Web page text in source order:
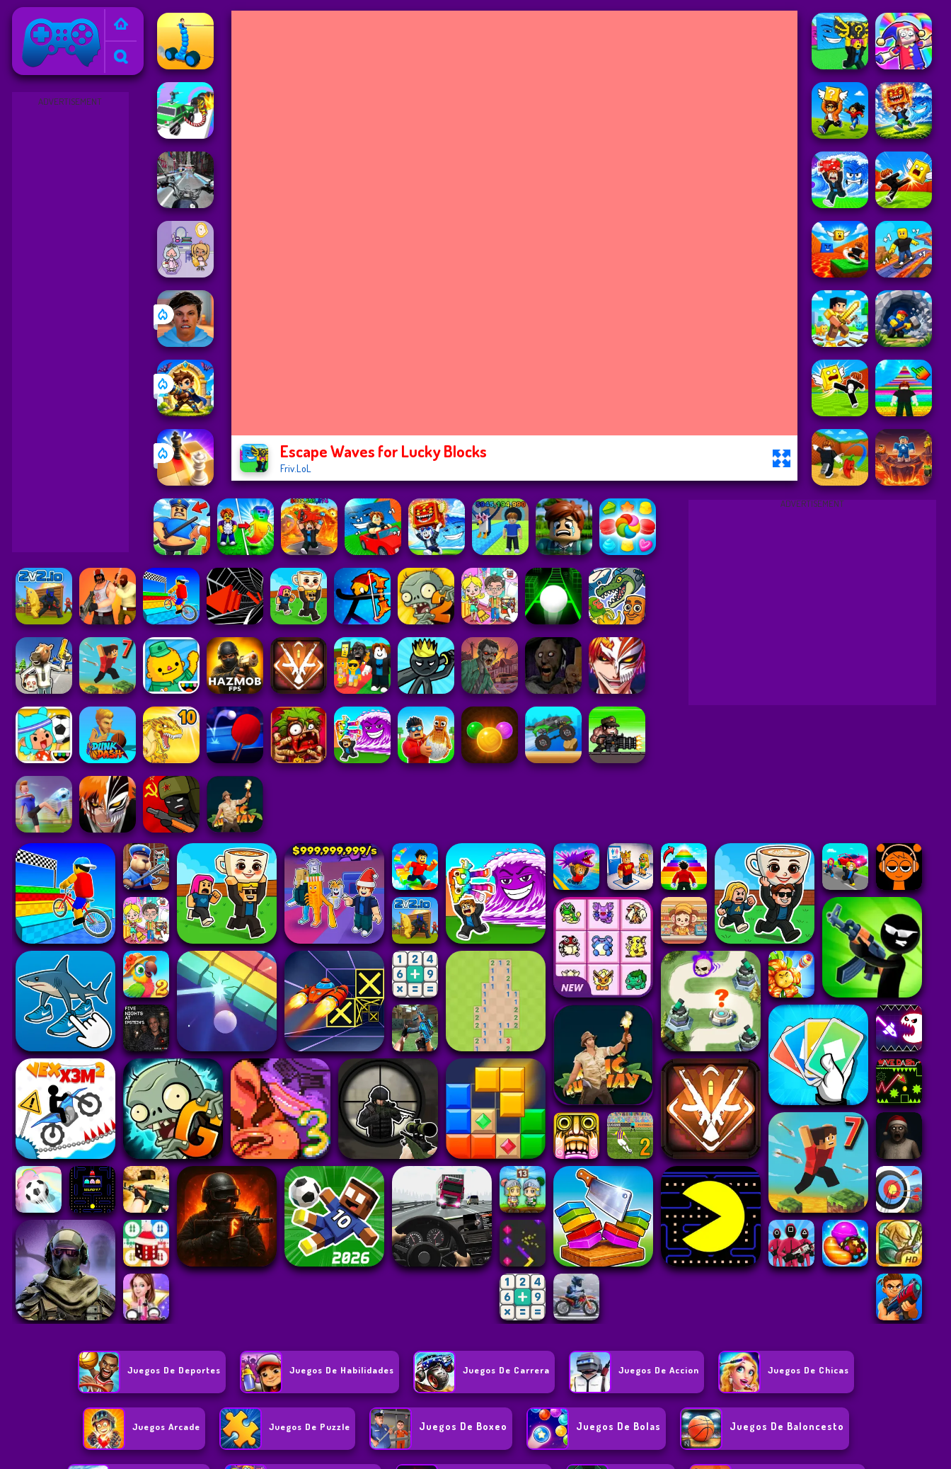
ADVERTISEMENT
Escape Waves for Lucky Blocks
Friv.LoL
ADVERTISEMENT
Juegos De Deportes Juegos De Habilidades Juegos De Carrera Juegos De Accion Juegos De Chicas
Juegos Arcade Juegos De Puzzle Juegos De Boxeo Juegos De Bolas Juegos De Baloncesto